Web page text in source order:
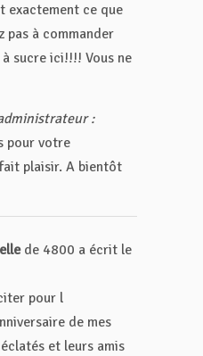
exactement ce que
pas à commander
sucre ici!!!! Vous ne
:
pour votre
plaisir. A bientôt
de 4800 a écrit le
pour l
de mes
et leurs amis